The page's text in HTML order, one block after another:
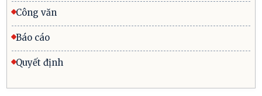
Công văn
Báo cáo
Quyết định